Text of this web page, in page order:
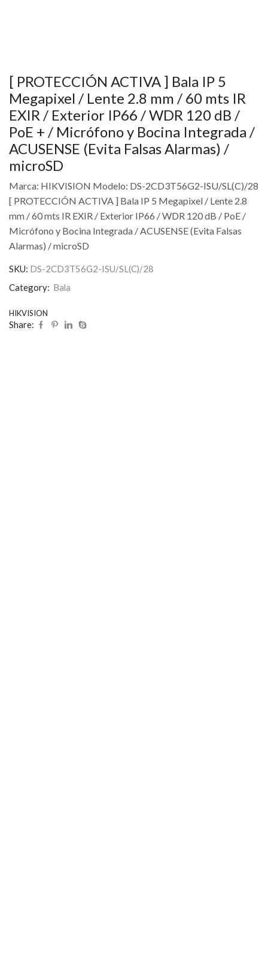
[ PROTECCIÓN ACTIVA ] Bala IP 5
Megapixel / Lente 2.8 mm / 60 mts IR
EXIR / Exterior IP66 / WDR 120 dB /
PoE + / Micrófono y Bocina Integrada /
ACUSENSE (Evita Falsas Alarmas) /
microSD
Marca: HIKVISION Modelo: DS-2CD3T56G2-ISU/SL(C)/28
[ PROTECCIÓN ACTIVA ] Bala IP 5 Megapixel / Lente 2.8
mm / 60 mts IR EXIR / Exterior IP66 / WDR 120 dB / PoE /
Micrófono y Bocina Integrada / ACUSENSE (Evita Falsas
Alarmas) / microSD
SKU: DS-2CD3T56G2-ISU/SL(C)/28
Category: Bala
HIKVISION
Share: